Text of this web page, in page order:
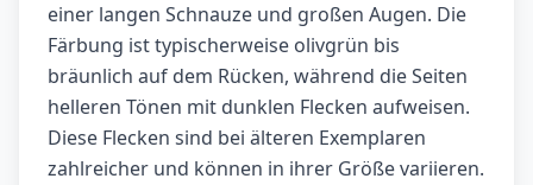
einer langen Schnauze und großen Augen. Die
Färbung ist typischerweise olivgrün bis
bräunlich auf dem Rücken, während die Seiten
helleren Tönen mit dunklen Flecken aufweisen.
Diese Flecken sind bei älteren Exemplaren
zahlreicher und können in ihrer Größe variieren.